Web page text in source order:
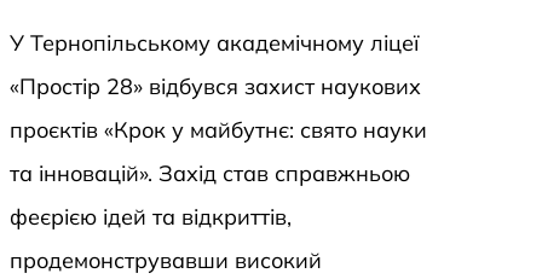
У Тернопільському академічному ліцеї
«Простір 28» відбувся захист наукових
проєктів «Крок у майбутнє: свято науки
та інновацій». Захід став справжньою
феєрією ідей та відкриттів,
продемонструвавши високий